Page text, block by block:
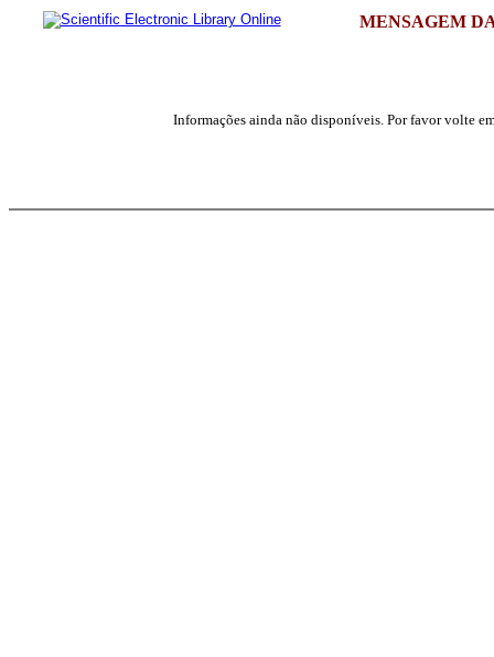
MENSAGEM
Informações ainda não disponíveis. Por favor volte